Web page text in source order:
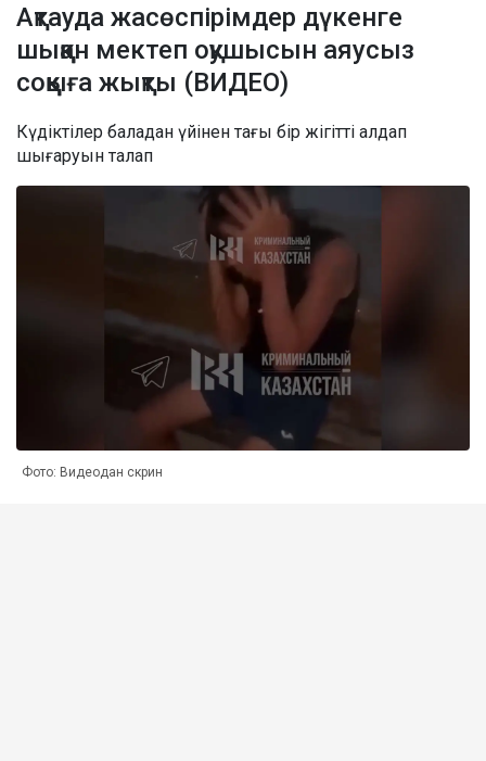
Ақтауда жасөспірімдер дүкенге
шыққан мектеп оқушысын аяусыз
соққыға жықты (ВИДЕО)
Күдіктілер баладан үйінен тағы бір жігітті алдап
шығаруын талап
Фото: Видеодан скрин